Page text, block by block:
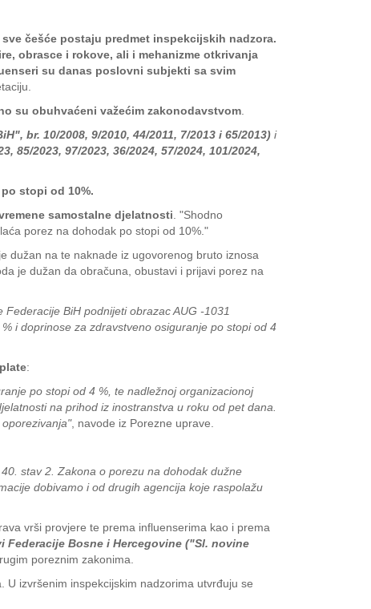
češće postaju predmet inspekcijskih nadzora.
obrasce i rokove, ali i mehanizme otkrivanja
su danas poslovni subjekti sa svim
su obuhvaćeni važećim zakonodavstvom
br. 10/2008, 9/2010, 44/2011, 7/2013 i 65/2013) i
85/2023, 97/2023, 36/2024, 57/2024, 101/2024,
stopi od 10%.
samostalne djelatnosti . "Shodno
porez na dohodak po stopi od 10%."
dužan na te naknade iz ugovorenog bruto iznosa
je dužan da obračuna, obustavi i prijavi porez na
BiH podnijeti obrazac AUG -1031
i doprinose za zdravstveno osiguranje po stopi od 4
:
po stopi od 4 %, te nadležnoj organizacionoj
na prihod iz inostranstva u roku od pet dana.
, navode iz Porezne uprave.
stav 2. Zakona o porezu na dohodak dužne
dobivamo i od drugih agencija koje raspolažu
vrši provjere te prema influenserima kao i prema
Federacije Bosne i Hercegovine ("Sl. novine
poreznim zakonima.
izvršenim inspekcijskim nadzorima utvrđuju se